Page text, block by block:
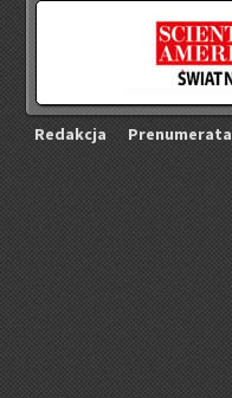
Re­dak­cja Pre­nu­me­ra­ta